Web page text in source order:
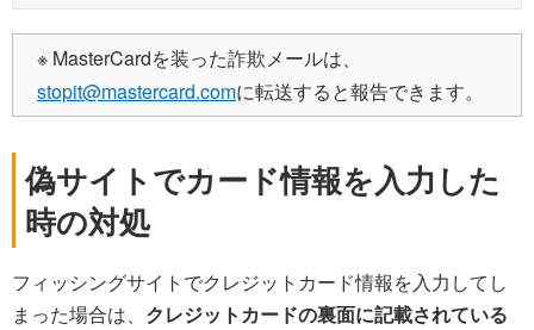
※ MasterCardを装った詐欺メールは、
stopit@mastercard.comに転送すると報告できます。
偽サイトでカード情報を入力した
時の対処
フィッシングサイトでクレジットカード情報を入力してし
まった場合は、 クレジットカードの裏面に記載されている